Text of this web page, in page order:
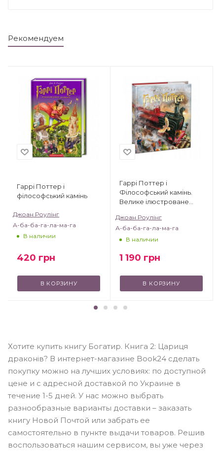
Рекомендуем
Гаррі Поттер і
філософський камінь
Джоан Роулінг
А-ба-ба-га-ла-ма-га
В наличии
420 грн
В КОРЗИНУ
Гаррі Поттер і
Філософський камінь.
Велике ілюстроване
Джоан Роулінг
А-ба-ба-га-ла-ма-га
В наличии
1 190 грн
В КОРЗИНУ
Хотите купить книгу Богатир. Книга 2: Цариця
драконів? В интернет-магазине Book24 сделать
покупку можно на лучших условиях: по доступной
цене и с адресной доставкой по Украине в
течение 1-5 дней. У нас можно выбрать
разнообразные варианты доставки – заказать
книгу Новой Почтой или забрать ее
самостоятельно в пункте выдачи товаров. Решив
воспользоваться нашим сервисом, вы уже через